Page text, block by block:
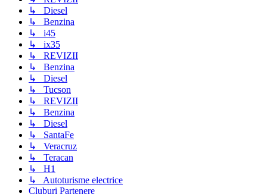
↳ Diesel
↳ Benzina
↳ i45
↳ ix35
↳ REVIZII
↳ Benzina
↳ Diesel
↳ Tucson
↳ REVIZII
↳ Benzina
↳ Diesel
↳ SantaFe
↳ Veracruz
↳ Teracan
↳ H1
↳ Autoturisme electrice
Cluburi Partenere